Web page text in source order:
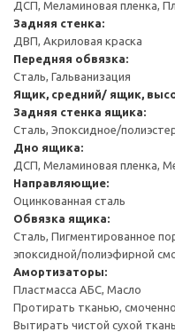
ДСП, Меламиновая пленка,
Задняя стенка:
ДВП, Акриловая краска
Передняя обвязка:
Сталь, Гальванизация
Ящик, средний/ ящик,
Задняя стенка ящика:
Сталь, Эпоксидное/
Дно ящика:
ДСП, Меламиновая пленка,
Направляющие:
Оцинкованная сталь
Обвязка ящика:
Сталь, Пигментированное
эпоксидной/полиэфирной
Амортизаторы:
Пластмасса АБС, Масло
Протирать тканью,
Вытирать чистой сухой